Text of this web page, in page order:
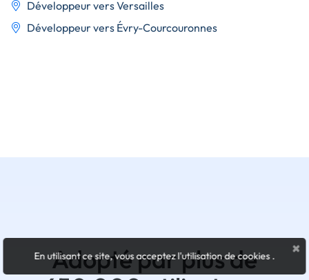
Développeur vers Versailles
Développeur vers Évry-Courcouronnes
Adopté par plus de
×
En utilisant ce site, vous acceptez l'utilisation de cookies.